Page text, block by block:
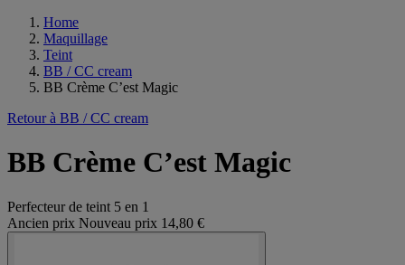
Home
Maquillage
Teint
BB / CC cream
BB Crème C’est Magic
Retour à BB / CC cream
BB Crème C’est Magic
Perfecteur de teint 5 en 1
Ancien prix Nouveau prix 14,80 €